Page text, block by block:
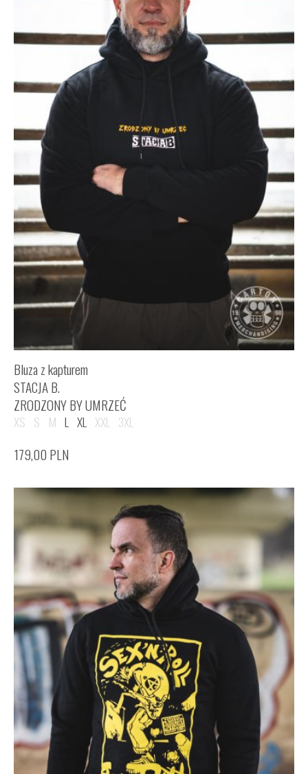
Bluza z kapturem
STACJA B.
ZRODZONY BY UMRZEĆ
XS S M L XL XXL 3XL
179,00 PLN